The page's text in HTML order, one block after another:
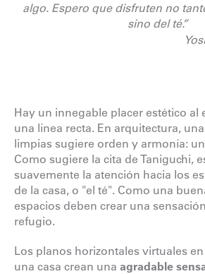
algo. Espero que disfruten no
sino del té.”
Hay un innegable placer estético al
una línea recta. En arquitectura,
limpias sugiere orden y armonía:
Como sugiere la cita de Taniguchi,
suavemente la atención hacia los
de la casa, o "el té". Como una
espacios deben crear una
refugio.
Los planos horizontales virtuales
una casa crean una agradable